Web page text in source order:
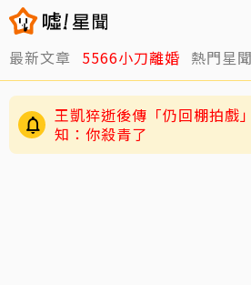
最新文章 5566小刀離婚 熱門星聞
王凱猝逝後傳「仍回棚拍
知：你殺青了